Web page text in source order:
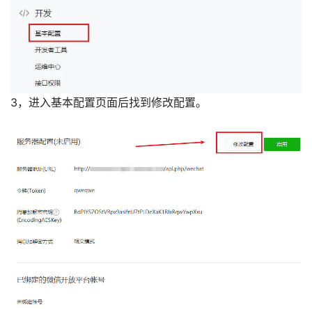
3，进入基本配置页面后找到修改配置。